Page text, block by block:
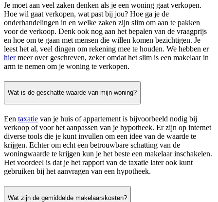
Je moet aan veel zaken denken als je een woning gaat verkopen.
Hoe wil gaat verkopen, wat past bij jou? Hoe ga je de
onderhandelingen in en welke zaken zijn slim om aan te pakken
voor de verkoop. Denk ook nog aan het bepalen van de vraagprijs
en hoe om te gaan met mensen die willen komen bezichtigen. Je
leest het al, veel dingen om rekening mee te houden. We hebben er
hiermeer over geschreven, zeker omdat het slim is een makelaar in
arm te nemen om je woning te verkopen.
Wat is de geschatte waarde van mijn woning?
Een taxatie van je huis of appartement is bijvoorbeeld nodig bij
verkoop of voor het aanpassen van je hypotheek. Er zijn op internet
diverse tools die je kunt invullen om een idee van de waarde te
krijgen. Echter om echt een betrouwbare schatting van de
woningwaarde te krijgen kun je het beste een makelaar inschakelen.
Het voordeel is dat je het rapport van de taxatie later ook kunt
gebruiken bij het aanvragen van een hypotheek.
Wat zijn de gemiddelde makelaarskosten?